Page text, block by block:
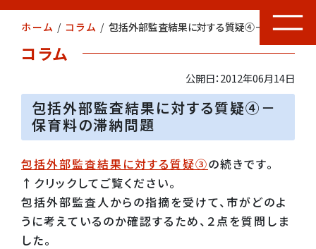
ホーム / コラム / 包括外部監査結果に対する質疑④－保育料の滞納問題
コラム
公開日：2012年06月14日
包括外部監査結果に対する質疑④－
保育料の滞納問題
包括外部監査結果に対する質疑③の続きです。
↑クリックしてご覧ください。
包括外部監査人からの指摘を受けて、市がどのよ
うに考えているのか確認するため、２点を質問しま
した。